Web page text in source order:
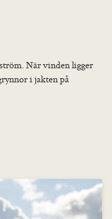
När vinden ligger
i jakten på